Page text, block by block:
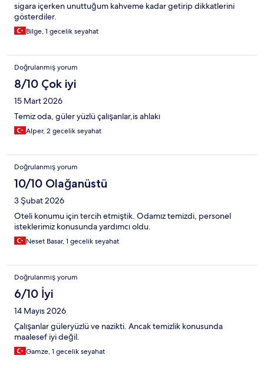
sigara içerken unuttuğum kahveme kadar getirip dikkatlerini
gösterdiler.
Bilge, 1 gecelik seyahat
Doğrulanmış yorum
8/10 Çok iyi
15 Mart 2026
Temiz oda, güler yüzlü çalışanlar,is ahlakı
Alper, 2 gecelik seyahat
Doğrulanmış yorum
10/10 Olağanüstü
3 Şubat 2026
Oteli konumu için tercih etmiştik. Odamız temizdi, personel
isteklerimiz konusunda yardımcı oldu.
Neset Basar, 1 gecelik seyahat
Doğrulanmış yorum
6/10 İyi
14 Mayıs 2026
Çalışanlar güleryüzlü ve nazikti. Ancak temizlik konusunda
maalesef iyi değil.
Gamze, 1 gecelik seyahat